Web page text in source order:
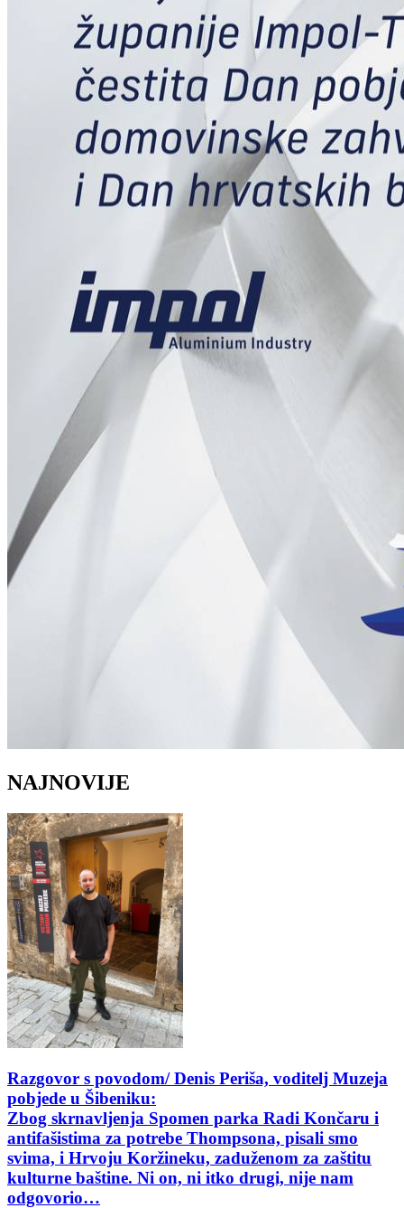
NAJNOVIJE
Razgovor s povodom/ Denis Periša, voditelj Muzeja
pobjede u Šibeniku:
Zbog skrnavljenja Spomen parka Radi Končaru i
antifašistima za potrebe Thompsona, pisali smo
svima, i Hrvoju Koržineku, zaduženom za zaštitu
kulturne baštine. Ni on, ni itko drugi, nije nam
odgovorio…